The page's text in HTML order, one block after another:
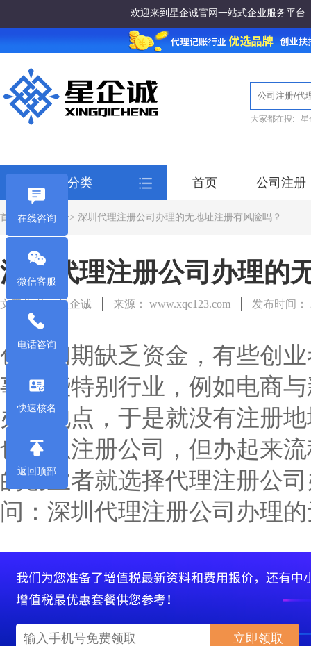
欢迎来到星企诚官网一站式企业服务平台
大家都在搜: 星
全部服务分类 首页 公司注册
在线咨询
微信客服
电话咨询
快速核名
返回顶部
首页>公司注册> 深圳代理注册公司办理的无地址注册有风险吗？
深圳代理注册公司办理的
文章作者： 星企诚 来源： www.xqc123.com 发布时间：
创业初期缺乏资金，有些创
事一些特别行业，例如电商
办公地点，于是就没有注册
也可以注册公司，但办起来
的创业者就选择代理注册公
问：深圳代理注册公司办理
立即领取